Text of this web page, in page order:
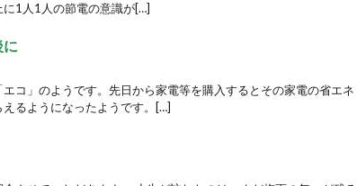
1人1人の節電の意識が[…]
コ」のようです。先日から家電等を購入するとその家電の省エネ
るようになったようです。[…]